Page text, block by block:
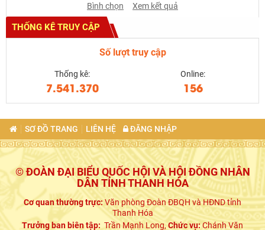
Bình chọn Xem kết quả
THỐNG KÊ TRUY CẬP
Số lượt truy cập
Thống kê:
7.541.370
Online:
156
SƠ ĐỒ TRANG LIÊN HỆ ĐĂNG NHẬP
© ĐOÀN ĐẠI BIỂU QUỐC HỘI VÀ HỘI ĐỒNG NHÂN
DÂN TỈNH THANH HÓA
Cơ quan thường trực:Văn phòng Đoàn ĐBQH và HĐND tỉnh
Thanh Hóa
Trưởng ban biên tập: Trần Mạnh Long,Chức vụ:Chánh Văn